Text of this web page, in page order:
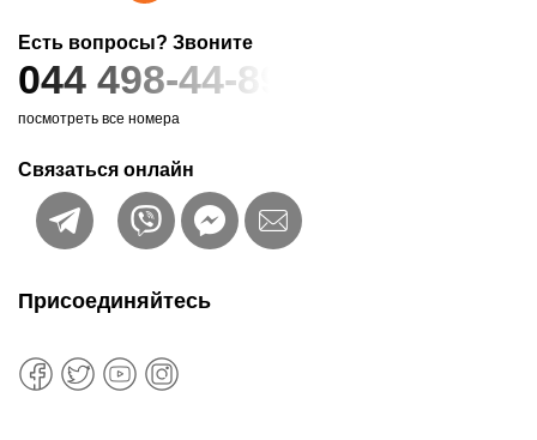
Есть вопросы? Звоните
044 498-44-89
посмотреть все номера
Связаться онлайн
Присоединяйтесь